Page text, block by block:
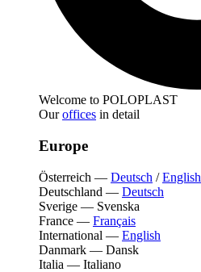
Welcome to POLOPLAST
Ouroffices in detail
Europe
Österreich — Deutsch /English
Deutschland — Deutsch
Sverige — Svenska
France — Français
International — English
Danmark — Dansk
Italia — Italiano